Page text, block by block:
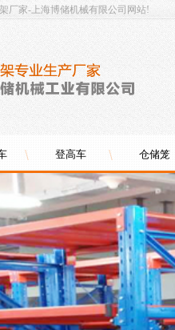
厂家-上海博储机械有限公司网站!
登高车 仓储笼